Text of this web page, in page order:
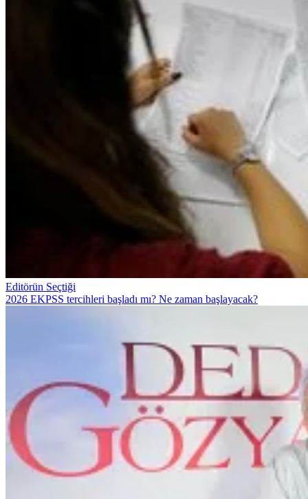
Editörün Seçtiği
2026 EKPSS tercihleri başladı mı? Ne zaman başlayacak?